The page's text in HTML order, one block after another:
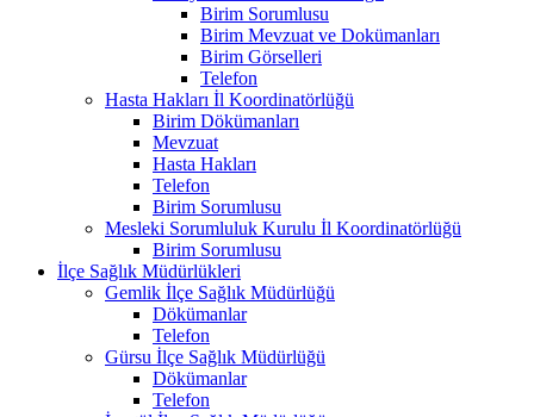
Birim Sorumlusu
Birim Mevzuat ve Dokümanları
Birim Görselleri
Telefon
Hasta Hakları İl Koordinatörlüğü
Birim Dökümanları
Mevzuat
Hasta Hakları
Telefon
Birim Sorumlusu
Mesleki Sorumluluk Kurulu İl Koordinatörlüğü
Birim Sorumlusu
İlçe Sağlık Müdürlükleri
Gemlik İlçe Sağlık Müdürlüğü
Dökümanlar
Telefon
Gürsu İlçe Sağlık Müdürlüğü
Dökümanlar
Telefon